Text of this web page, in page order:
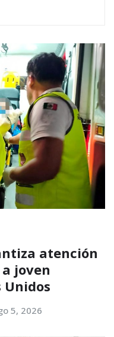
atención
joven
Unidos
5, 2026